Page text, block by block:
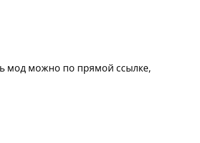
мод можно по прямой ссылке,